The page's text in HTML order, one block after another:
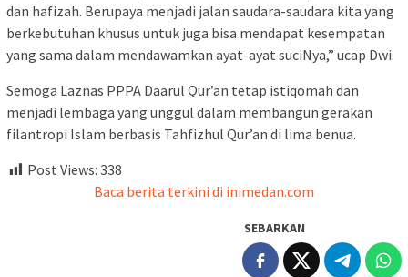
dan hafizah. Berupaya menjadi jalan saudara-saudara kita yang
berkebutuhan khusus untuk juga bisa mendapat kesempatan
yang sama dalam mendawamkan ayat-ayat suciNya,” ucap Dwi.
Semoga Laznas PPPA Daarul Qur’an tetap istiqomah dan
menjadi lembaga yang unggul dalam membangun gerakan
filantropi Islam berbasis Tahfizhul Qur’an di lima benua.
Post Views: 338
Baca berita terkini di inimedan.com
SEBARKAN